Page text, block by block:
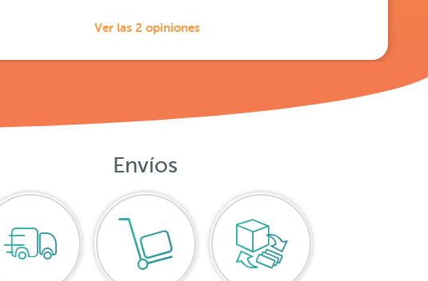
Ver las 2 opiniones
Envíos